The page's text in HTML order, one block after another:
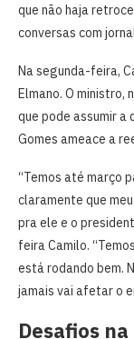
que não haja
conversas com
Na segunda-feira,
Elmano. O ministro,
que pode assumir a
Gomes ameace a
“Temos até março
claramente que
pra ele e o
feira Camilo.
está rodando bem.
jamais vai afetar o
Desafios